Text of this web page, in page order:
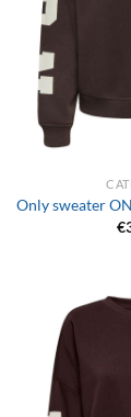
Only sweater
€